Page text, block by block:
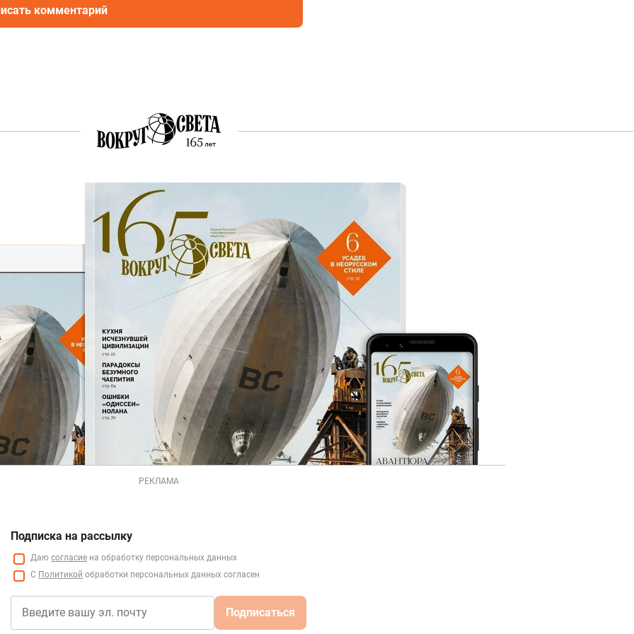
комментарий
РЕКЛАМА
Подписка на рассылку
Даю согласие на обработку персональных данных
С Политикой обработки персональных данных согласен
Подписаться